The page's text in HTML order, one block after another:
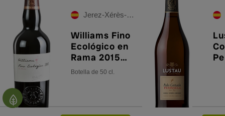
Jerez-Xérès-Sherry
Williams Fino
Ecológico en
Rama 2015
Saca de Junio
Botella de 50 cl.